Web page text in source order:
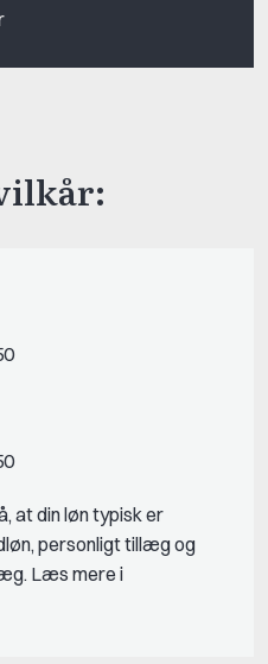
at din løn typisk er
personligt tillæg og
Læs mere i